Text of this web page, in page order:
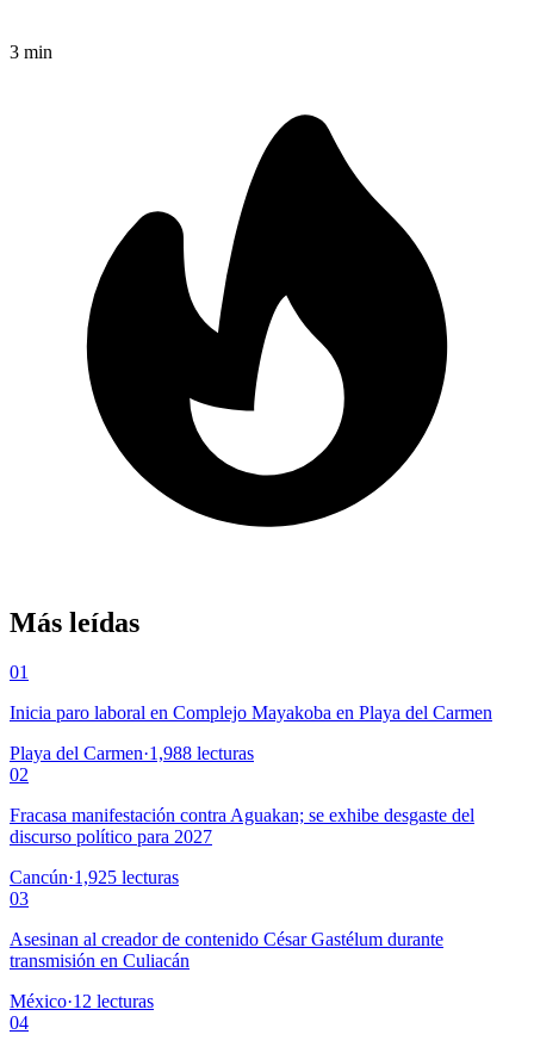
3 min
Más leídas
01
Inicia paro laboral en Complejo Mayakoba en Playa del Carmen
Playa del Carmen·1,988 lecturas
02
Fracasa manifestación contra Aguakan; se exhibe desgaste del
discurso político para 2027
Cancún·1,925 lecturas
03
Asesinan al creador de contenido César Gastélum durante
transmisión en Culiacán
México·12 lecturas
04